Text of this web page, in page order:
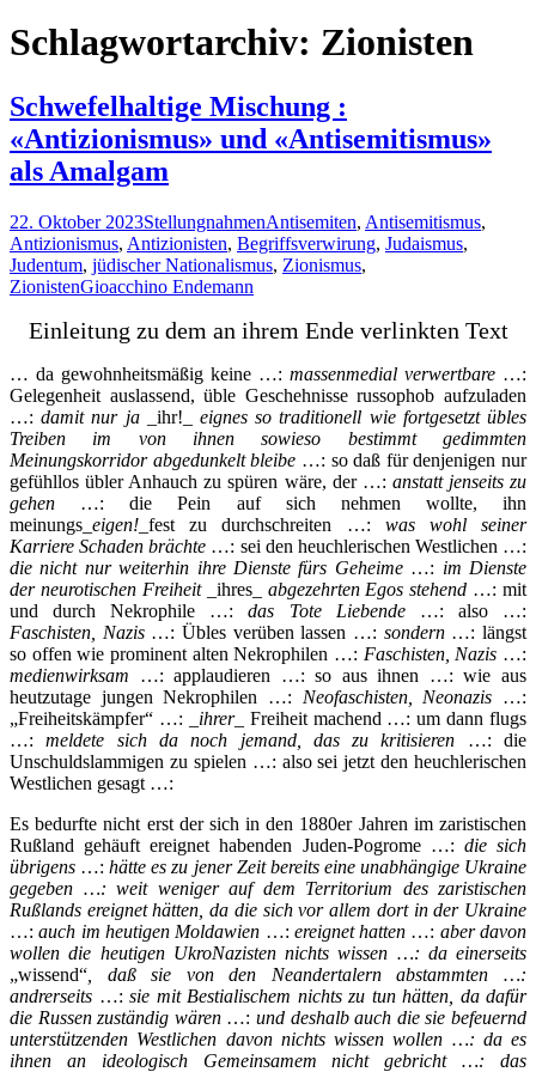
Schlagwortarchiv: Zionisten
Schwefelhaltige Mischung :
«Antizionismus» und «Antisemitismus»
als Amalgam
22. Oktober 2023StellungnahmenAntisemiten, Antisemitismus,
Antizionismus, Antizionisten, Begriffsverwirung, Judaismus,
Judentum, jüdischer Nationalismus, Zionismus,
ZionistenGioacchino Endemann
Einleitung zu dem an ihrem Ende verlinkten Text
… da gewohnheitsmäßig keine …: massenmedial verwertbare …:
Gelegenheit auslassend, üble Geschehnisse russophob aufzuladen
…:damit nur ja_ihr!_eignes so traditionell wie fortgesetzt übles
Treiben im von ihnen sowieso bestimmt gedimmten
Meinungskorridor abgedunkelt bleibe …: so daß für denjenigen nur
gefühllos übler Anhauch zu spüren wäre, der …: anstatt jenseits zu
gehen …: die Pein auf sich nehmen wollte, ihn
meinungs_ eigen! _fest zu durchschreiten …: was wohl seiner
Karriere Schaden brächte …: sei den heuchlerischen Westlichen …:
die nicht nur weiterhin ihre Dienste fürs Geheime …: im Dienste
der neurotischen Freiheit_ihres_ abgezehrten Egos stehend …: mit
und durch Nekrophile …:das Tote Liebende…: also …:
Faschisten, Nazis…: Übles verüben lassen …: sondern…: längst
so offen wie prominent alten Nekrophilen …: Faschisten, Nazis …:
medienwirksam …: applaudieren …: so aus ihnen …: wie aus
heutzutage jungen Nekrophilen …: Neofaschisten, Neonazis …:
„Freiheitskämpfer“ …: _ ihrer_ Freiheit machend …: um dann flugs
…:meldete sich da noch jemand, das zu kritisieren …: die
Unschuldslammigen zu spielen …: also sei jetzt den heuchlerischen
Westlichen gesagt …:
Es bedurfte nicht erst der sich in den 1880er Jahren im zaristischen
Rußland gehäuft ereignet habenden Juden-Pogrome …: die sich
übrigens …:hätte es zu jener Zeit bereits eine unabhängige Ukraine
gegeben …: weit weniger auf dem Territorium des zaristischen
Rußlands ereignet hätten, da die sich vor allem dort in der Ukraine
…:auch im heutigen Moldawien …: ereignet hatten …: aber davon
wollen die heutigen UkroNazisten nichts wissen …: da einerseits
„wissend“ , daß sie von den Neandertalern abstammten …:
andrerseits …: sie mit Bestialischem nichts zu tun hätten, da dafür
die Russen zuständig wären…: und deshalb auch die sie befeuernd
unterstützenden Westlichen davon nichts wissen wollen …: da es
ihnen an ideologisch Gemeinsamem nicht gebricht …: das